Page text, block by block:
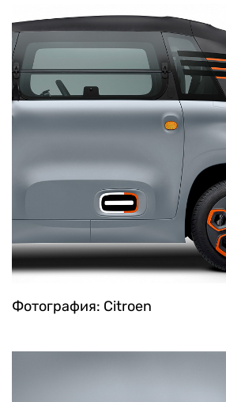
Фотография: Citroen